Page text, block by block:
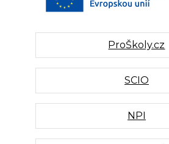
ProŠkoly.cz
SCIO
NPI